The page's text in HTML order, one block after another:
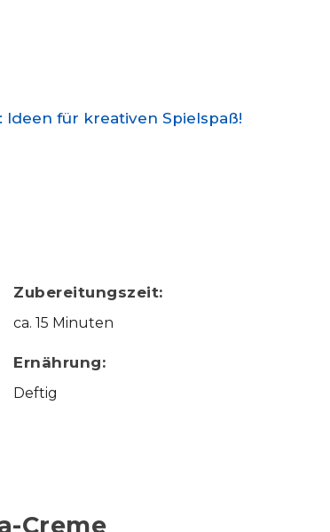
Ideen für kreativen Spielspaß!
Zubereitungszeit:
ca. 15 Minuten
Ernährung:
Deftig
Creme